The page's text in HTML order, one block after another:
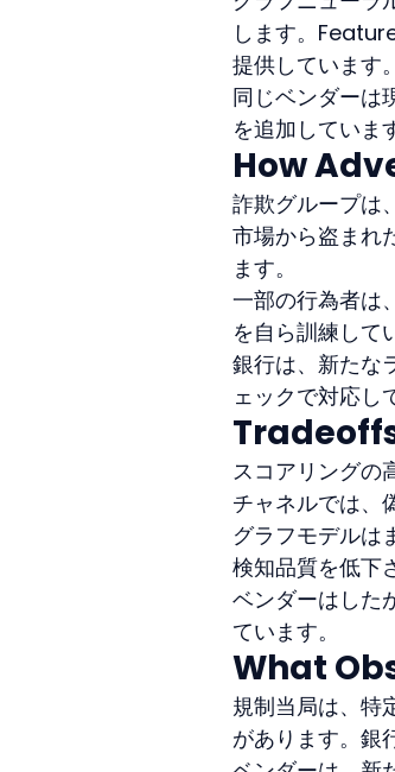
します。
提供しています。
同じベンダーは
を追加していま
How
詐欺グループは
市場から盗まれ
ます。
一部の行為者は
を自ら訓練して
銀行は、新たな
ェックで対応し
スコアリングの
チャネルでは、
グラフモデルは
検知品質を低下
ベンダーはした
ています。
What
規制当局は、特
があります。銀